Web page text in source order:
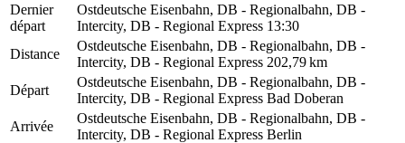
Dernier
départ
Ostdeutsche Eisenbahn, DB - Regionalbahn, DB -
Intercity, DB - Regional Express 13:30
Distance
Ostdeutsche Eisenbahn, DB - Regionalbahn, DB -
Intercity, DB - Regional Express 202,79 km
Départ
Ostdeutsche Eisenbahn, DB - Regionalbahn, DB -
Intercity, DB - Regional Express Bad Doberan
Arrivée
Ostdeutsche Eisenbahn, DB - Regionalbahn, DB -
Intercity, DB - Regional Express Berlin